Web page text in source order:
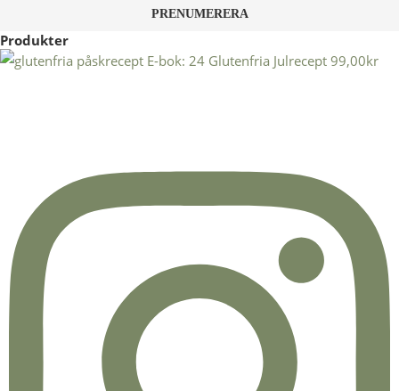
Produkter
E-bok: 24 Glutenfria Julrecept 99,00kr